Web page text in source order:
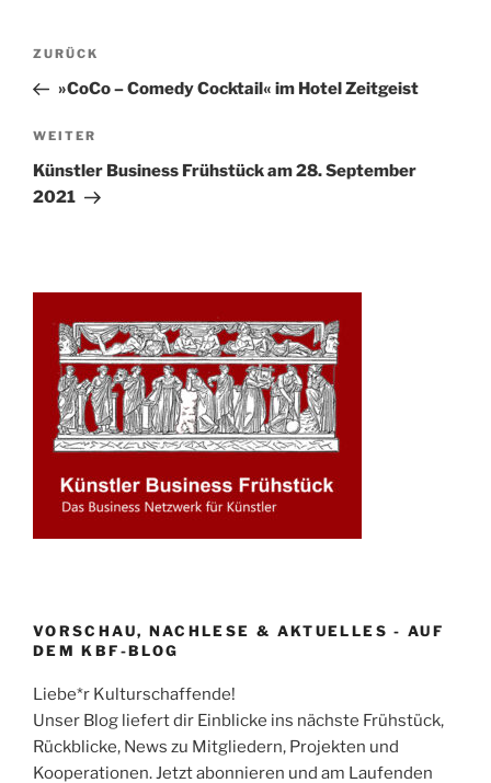
Beitrags-
Vorheriger
Beitrag
ZURÜCK
»CoCo – Comedy Cocktail« im Hotel Zeitgeist
Nächster
Beitrag
WEITER
Künstler Business Frühstück am 28. September
2021
VORSCHAU, NACHLESE & AKTUELLES - AUF
DEM KBF-BLOG
Liebe*r Kulturschaffende!
Unser Blog liefert dir Einblicke ins nächste Frühstück,
Rückblicke, News zu Mitgliedern, Projekten und
Kooperationen. Jetzt abonnieren und am Laufenden